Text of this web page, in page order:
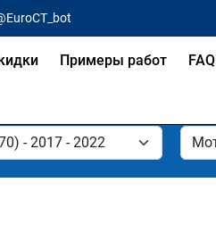
Примеры работ FAQ